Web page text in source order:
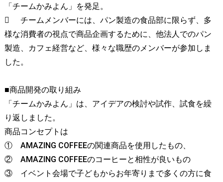
「チームかみよん」を発足。

チームメンバーには、パン製造の食品部に限らず、多
様な消費者の視点で商品企画するために、他法人でのパン
製造、カフェ経営など、様々な職歴のメンバーが参加しま
した。
■商品開発の取り組み
「チームかみよん」は、アイデアの検討や試作、試食を繰
り返しました。
商品コンセプトは
①
AMAZING COFFEEの関連商品を使用したもの、
②
AMAZING COFFEEのコーヒーと相性が良いもの
③
イベント会場で子どもからお年寄りまで多くの方に食